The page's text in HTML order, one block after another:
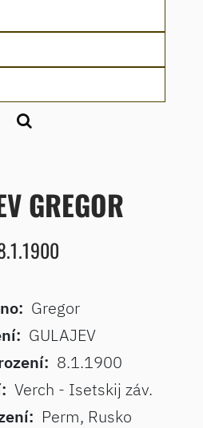
GREGOR
Gregor
GULAJEV
8.1.1900
Verch - Isetskij záv.
Perm, Rusko